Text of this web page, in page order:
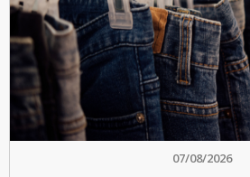
07/08/2026